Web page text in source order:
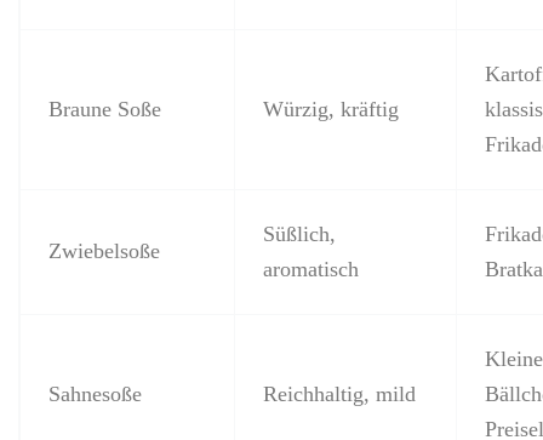
Braune Soße Würzig, kräftig
Zwiebelsoße
Süßlich,
aromatisch
Sahnesoße Reichhaltig, mild
Kleine